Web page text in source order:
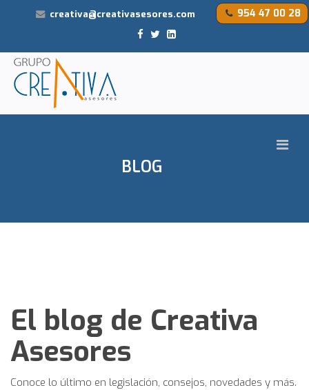
954 47 00 28
creativa@creativasesores.com
BLOG
El blog de Creativa
Asesores
Conoce lo último en legislación, consejos, novedades y más.